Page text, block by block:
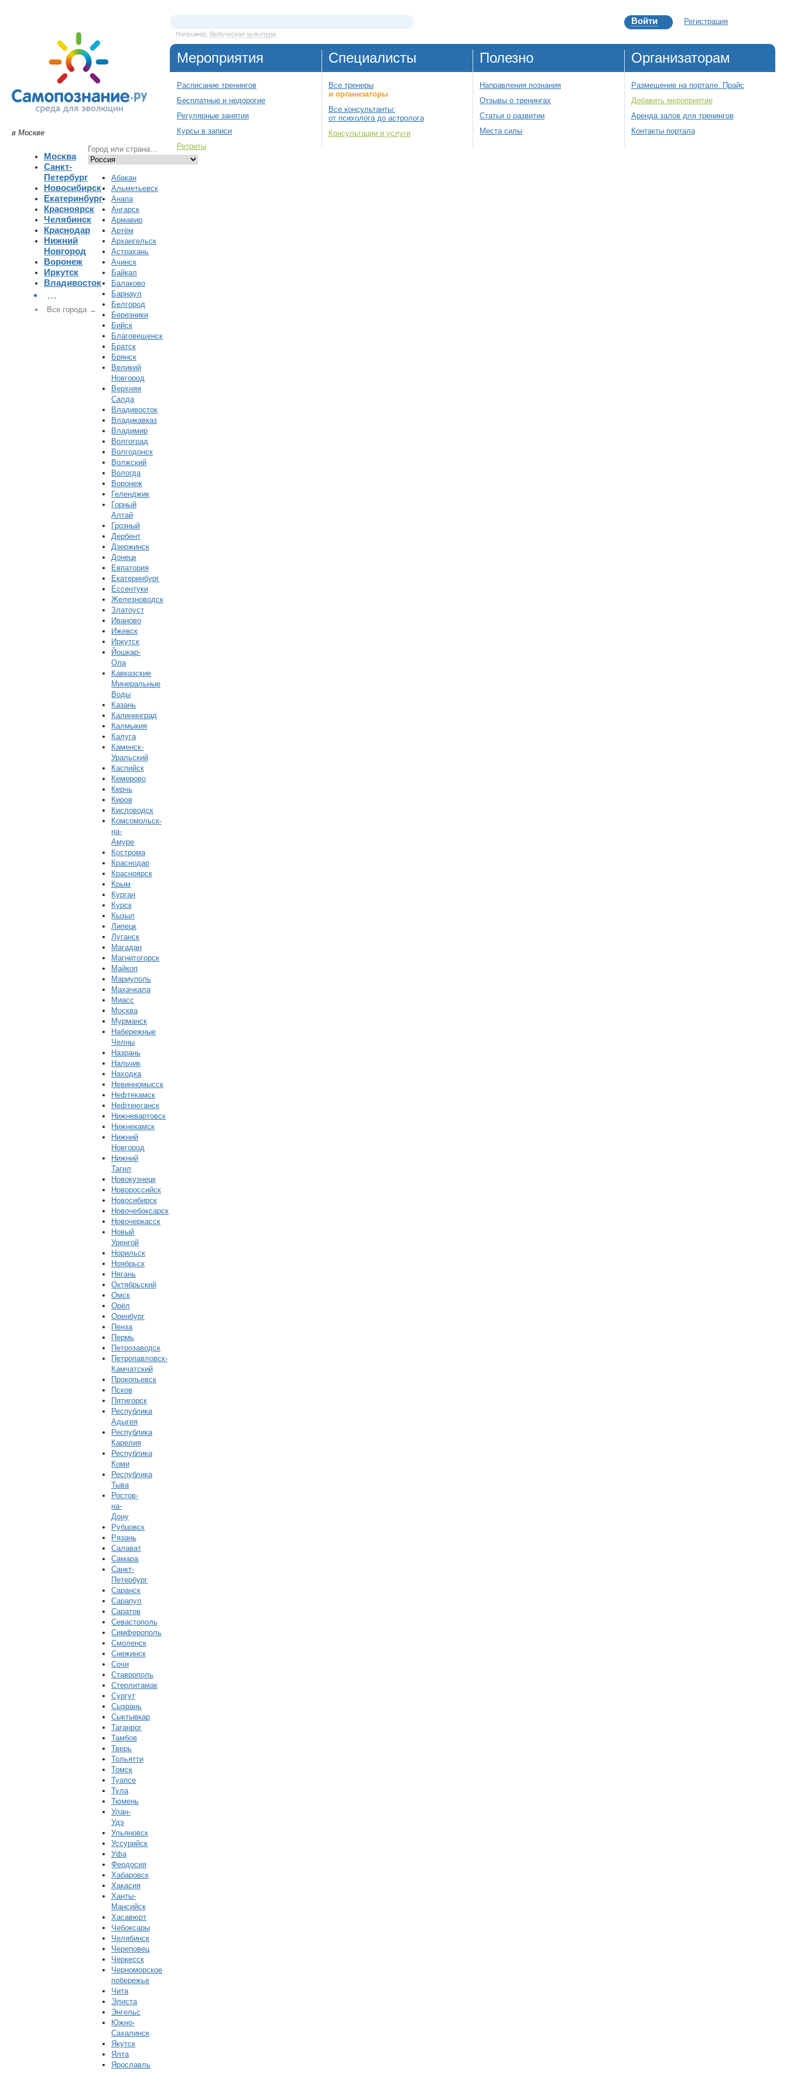
в Москве
Москва
Санкт-
Петербург
Новосибирск
Екатеринбург
Красноярск
Челябинск
Краснодар
Нижний
Новгород
Воронеж
Иркутск
Владивосток
…
Все города →
Абакан
Альметьевск
Анапа
Ангарск
Армавир
Артём
Архангельск
Астрахань
Ачинск
Байкал
Балаково
Барнаул
Белгород
Березники
Бийск
Благовещенск
Братск
Брянск
Великий
Новгород
Верхняя
Салда
Владивосток
Владикавказ
Владимир
Волгоград
Волгодонск
Волжский
Вологда
Воронеж
Геленджик
Горный
Алтай
Грозный
Дербент
Дзержинск
Донецк
Евпатория
Екатеринбург
Ессентуки
Железноводск
Златоуст
Иваново
Ижевск
Иркутск
Йошкар-
Ола
Кавказские
Минеральные
Воды
Казань
Калининград
Калмыкия
Калуга
Каменск-
Уральский
Каспийск
Кемерово
Керчь
Киров
Кисловодск
Комсомольск-
на-
Амуре
Кострома
Краснодар
Красноярск
Крым
Курган
Курск
Кызыл
Липецк
Луганск
Магадан
Магнитогорск
Майкоп
Мариуполь
Махачкала
Миасс
Москва
Мурманск
Набережные
Челны
Назрань
Нальчик
Находка
Невинномысск
Нефтекамск
Нефтеюганск
Нижневартовск
Нижнекамск
Нижний
Новгород
Нижний
Тагил
Новокузнецк
Новороссийск
Новосибирск
Новочебоксарск
Новочеркасск
Новый
Уренгой
Норильск
Ноябрьск
Нягань
Октябрьский
Омск
Орёл
Оренбург
Пенза
Пермь
Петрозаводск
Петропавловск-
Камчатский
Прокопьевск
Псков
Пятигорск
Республика
Адыгея
Республика
Карелия
Республика
Коми
Республика
Тыва
Ростов-
на-
Дону
Рубцовск
Рязань
Салават
Самара
Санкт-
Петербург
Саранск
Сарапул
Саратов
Севастополь
Симферополь
Смоленск
Снежинск
Сочи
Ставрополь
Стерлитамак
Сургут
Сызрань
Сыктывкар
Таганрог
Тамбов
Тверь
Тольятти
Томск
Туапсе
Тула
Тюмень
Улан-
Удэ
Ульяновск
Уссурийск
Уфа
Феодосия
Хабаровск
Хакасия
Ханты-
Мансийск
Хасавюрт
Чебоксары
Челябинск
Череповец
Черкесск
Черноморское
побережье
Чита
Элиста
Энгельс
Южно-
Сахалинск
Якутск
Ялта
Ярославль
Например, Ведическая культура
Войти Регистрация
Мероприятия
Расписание тренингов
Бесплатные и недорогие
Регулярные занятия
Курсы в записи
Ретриты
Специалисты
Все тренеры
и организаторы
Все консультанты:
от психолога до астролога
Консультации и услуги
Полезно
Направления познания
Отзывы о тренингах
Статьи о развитии
Места силы
Организаторам
Размещение на портале. Прайс
Добавить мероприятие
Аренда залов для тренингов
Контакты портала